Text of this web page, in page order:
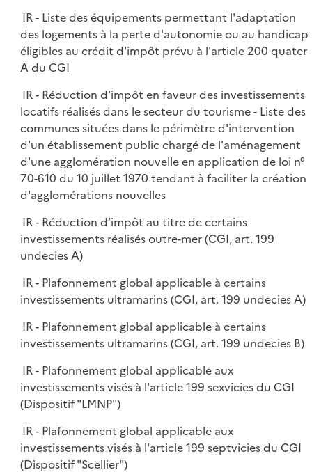
IR - Liste des équipements permettant l'adaptation
des logements à la perte d'autonomie ou au handicap
éligibles au crédit d'impôt prévu à l'article 200 quater
A du CGI
IR - Réduction d'impôt en faveur des investissements
locatifs réalisés dans le secteur du tourisme - Liste des
communes situées dans le périmètre d'intervention
d'un établissement public chargé de l'aménagement
d'une agglomération nouvelle en application de loi n°
70-610 du 10 juillet 1970 tendant à faciliter la création
d'agglomérations nouvelles
IR - Réduction d’impôt au titre de certains
investissements réalisés outre-mer (CGI, art. 199
undecies A)
IR - Plafonnement global applicable à certains
investissements ultramarins (CGI, art. 199 undecies A)
IR - Plafonnement global applicable à certains
investissements ultramarins (CGI, art. 199 undecies B)
IR - Plafonnement global applicable aux
investissements visés à l'article 199 sexvicies du CGI
(Dispositif "LMNP")
IR - Plafonnement global applicable aux
investissements visés à l'article 199 septvicies du CGI
(Dispositif "Scellier")